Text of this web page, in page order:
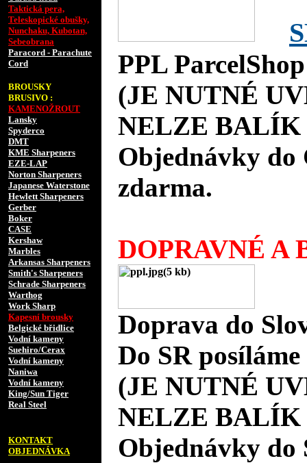
Taktická pera,
Teleskopické obušky,
Nunchaku, Kubotan,
Sebeobrana
Paracord - Parachute
Cord
BROUSKY
BRUSIVO :
KAMENOŽROUT
Lansky
Spyderco
DMT
KME Sharpeners
EZE-LAP
Norton Sharpeners
Japanese Waterstone
Hewlett Sharpeners
Gerber
Boker
CASE
Kershaw
Marbles
Arkansas Sharpeners
Smith's Sharpeners
Schrade Sharpeners
Warthog
Work Sharp
Kapesní brousky
Belgické břidlice
Vodní kameny
Suehiro/Cerax
Vodní kameny
Naniwa
Vodní kameny
King/Sun Tiger
Real Steel
KONTAKT
OBJEDNÁVKA
PPL
(JE NUTNÉ
NELZE BALÍK
Objednávky do
zdarma.
DOPRAVNÉ A
Doprava do
Do SR
(JE NUTNÉ
NELZE BALÍK
Objednávky do